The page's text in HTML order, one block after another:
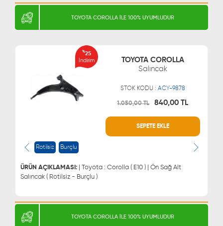
TOYOTA COROLLA İLE 100% UYUMLUDUR
%25
İndirim
TOYOTA COROLLA
Salıncak
STOK KODU : ACY-9878
1.050,00 TL 840,00 TL
SEPETE EKLE
Rotilsiz Burçlu
ÜRÜN AÇIKLAMASI: | Toyota : Corolla ( E10 ) | Ön Sağ Alt
Salıncak ( Rotilsiz - Burçlu )
0543 329 21 66
0543 329 21 55
TOYOTA COROLLA İLE 100% UYUMLUDUR